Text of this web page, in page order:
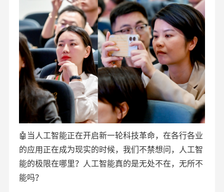
🤖当人工智能正在开启新一轮科技革命，在各行各业
的应用正在成为现实的时候，我们不禁想问，人工智
能的极限在哪里？人工智能真的是无处不在，无所不
能吗？